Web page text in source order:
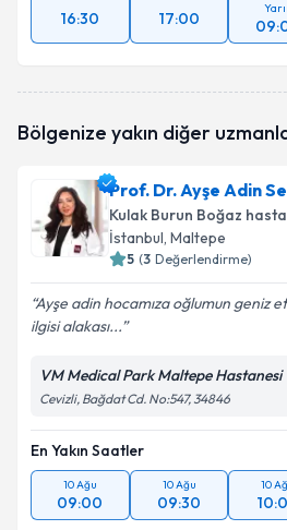
16:30 17:00
Bölgenize yakın diğer
Prof. Dr. Ayşe Adin
Kulak Burun Boğaz
İstanbul, Maltepe
5 (3 Değerlendirme)
Ayşe adin hocamıza oğlumun geniz
ilgisi alakası...
VM Medical Park Maltepe Hastanesi
Cevizli, Bağdat Cd. No:547, 34846
En Yakın Saatler
10 Ağu
09:00
10 Ağu
09:30
10